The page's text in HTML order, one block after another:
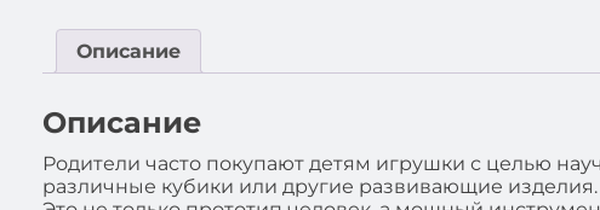
Описание
Описание
Родители часто покупают детям игрушки с целью
различные кубики или другие развивающие